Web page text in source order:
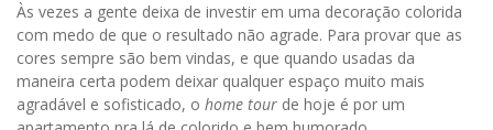
Às vezes a gente deixa de investir em uma decoração colorida
com medo de que o resultado não agrade. Para provar que as
cores sempre são bem vindas, e que quando usadas da
maneira certa podem deixar qualquer espaço muito mais
agradável e sofisticado, o home tour de hoje é por um